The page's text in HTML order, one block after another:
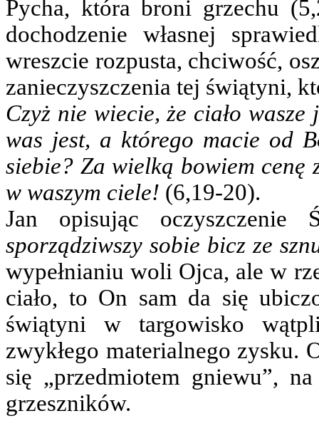
Pycha, która broni grzechu
dochodzenie własnej
wreszcie rozpusta, chciwość,
zanieczyszczenia tej świątyni,
Czyż nie wiecie, że ciało
was jest, a którego macie od
siebie? Za wielką bowiem
w waszym ciele! (6,19-20).
Jan opisując
sporządziwszy sobie bicz ze
wypełnianiu woli Ojca, ale w
ciało, to On sam da się
świątyni w targowisko
zwykłego materialnego zysku.
się „przedmiotem gniewu”,
grzeszników.